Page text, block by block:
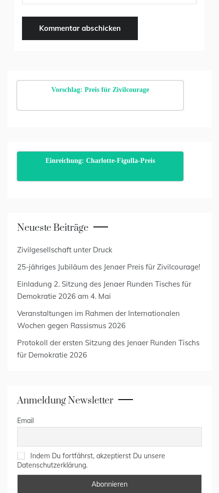
Vorschlag: Preis für Zivilcourage
Einreichung: Charlotte-Figulla-Preis
Neueste Beiträge
Zivilgesellschaft unter Druck
25-jähriges Jubiläum des Jenaer Preis für Zivilcourage!
Einladung 2. Sitzung des Jenaer Runden Tisches für
Demokratie 2026 am 4. Mai
Veranstaltungen im Rahmen der Internationalen
Wochen gegen Rassismus 2026
Protokoll der ersten Sitzung des Jenaer Runden Tischs
für Demokratie 2026
Anmeldung Newsletter
Email
Indem Du fortfährst, akzeptierst Du unsere
Datenschutzerklärung.